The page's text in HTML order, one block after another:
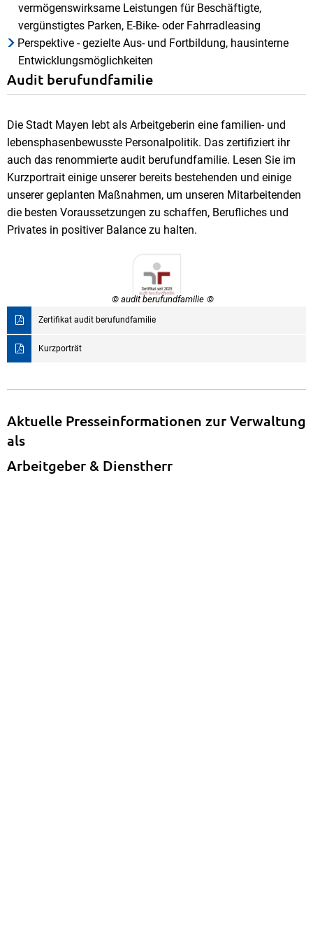
vermögenswirksame Leistungen für Beschäftigte,
vergünstigtes Parken, E-Bike- oder Fahrradleasing
Perspektive - gezielte Aus- und Fortbildung, hausinterne
Entwicklungsmöglichkeiten
Audit berufundfamilie
Die Stadt Mayen lebt als Arbeitgeberin eine familien- und
lebensphasenbewusste Personalpolitik. Das zertifiziert ihr
auch das renommierte audit berufundfamilie. Lesen Sie im
Kurzportrait einige unserer bereits bestehenden und einige
unserer geplanten Maßnahmen, um unseren Mitarbeitenden
die besten Voraussetzungen zu schaffen, Berufliches und
Privates in positiver Balance zu halten.
© audit berufundfamilie
Zertifikat audit berufundfamilie
Kurzporträt
Aktuelle Presseinformationen zur Verwaltung
als
Arbeitgeber & Dienstherr